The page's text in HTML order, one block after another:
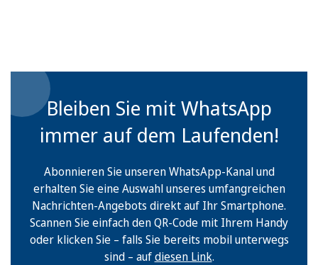
Bleiben Sie mit WhatsApp
immer auf dem Laufenden!
Abonnieren Sie unseren WhatsApp-Kanal und
erhalten Sie eine Auswahl unseres umfangreichen
Nachrichten-Angebots direkt auf Ihr Smartphone.
Scannen Sie einfach den QR-Code mit Ihrem Handy
oder klicken Sie – falls Sie bereits mobil unterwegs
sind – aufdiesen Link.